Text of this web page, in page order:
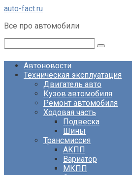
Перейти
контенту
auto-fact.ru
Все про автомобили
Автоновости
Техническая эксплуатация
Двигатель авто
Кузов автомобиля
Ремонт автомобиля
Ходовая часть
Подвеска
Шины
Трансмиссия
АКПП
Вариатор
МКПП